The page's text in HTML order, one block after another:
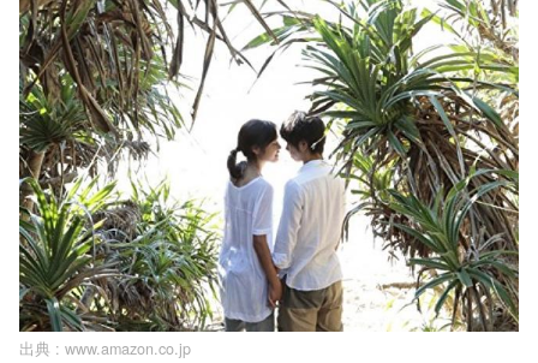
出典 : www.amazon.co.jp